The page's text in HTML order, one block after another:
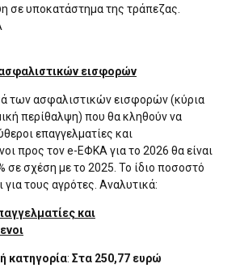
σε υποκατάστημα της τράπεζας.
εισφορών
των ασφαλιστικών εισφορών (κύρια
περίθαλψη) που θα κληθούν να
επαγγελματίες και
προς τον e-ΕΦΚΑ για το 2026 θα είναι
σε σχέση με το 2025. Το ίδιο ποσοστό
για τους αγρότες. Αναλυτικά:
και
κατηγορία: Στα 250,77 ευρώ